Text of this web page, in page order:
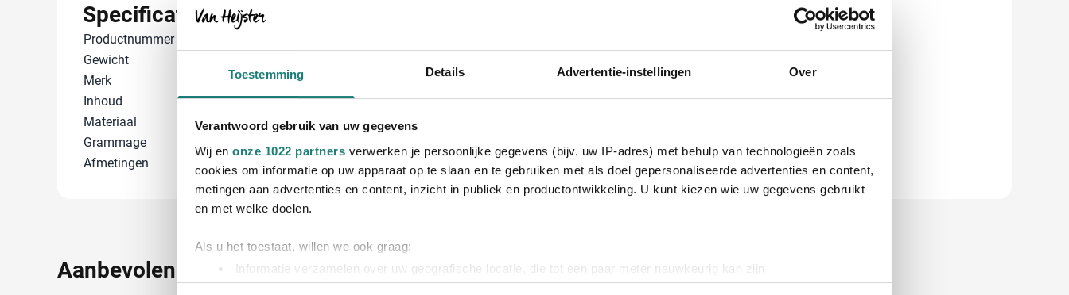
Toestemming Details Advertentie-instellingen Over
Verantwoord gebruik van uw gegevens
Wij en onze 1022 partners verwerken je persoonlijke gegevens (bijv. uw IP-adres) met behulp van technologieën zoals
cookies om informatie op uw apparaat op te slaan en te gebruiken met als doel gepersonaliseerde advertenties en content,
metingen aan advertenties en content, inzicht in publiek en productontwikkeling. U kunt kiezen wie uw gegevens gebruikt
en met welke doelen.
Als u het toestaat, willen we ook graag:
Informatie verzamelen over uw geografische locatie, die tot een paar meter nauwkeurig kan zijn
Uw apparaat identificeren door het actief te scannen op specifieke eigenschappen (fingerprinting)
Specificaties
Productnummer
Gewicht
Merk
IMPRESSION
Inhoud
10500 ml
Materiaal
Katoen
Grammage
Afmetingen
42 cm x 38 cm x 0.5 cm (l x b x h)
Aanbevolen voor jou